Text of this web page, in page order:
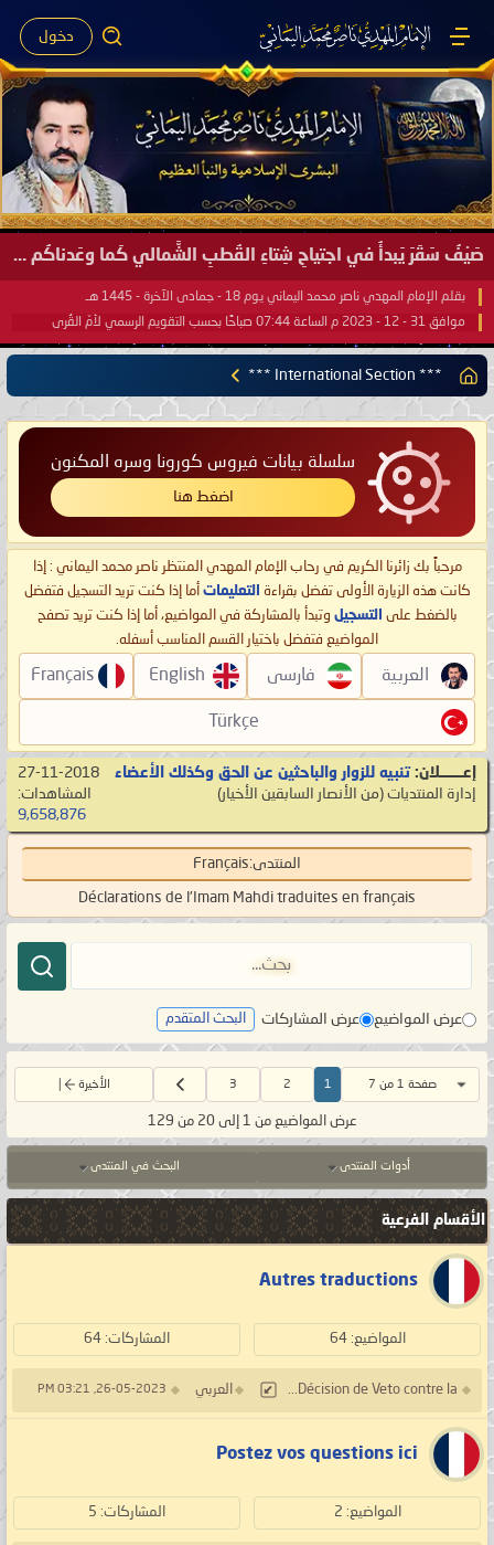
دخول
صَيْفُ سَقَرَ يَبدأُ في اجتياحِ شِتاءِ القُطبِ الشَّمالي كَما وعَدناكُم بالحقِّ لعَامِكم هذا (1445 هـ) ..
بقلم الإمام المهدي ناصر محمد اليماني يوم 18 - جمادى الآخرة - 1445 هـ
موافق 31 - 12 - 2023 م الساعة 07:44 صباحًا بحسب التقويم الرسمي لأمّ القُرى
*** International Section ***
سلسلة بيانات فيروس كورونا وسره المكنون
اضغط هنا
مرحباً بك زائرنا الكريم في رحاب الإمام المهدي المنتظر ناصر محمد اليماني : إذا
كانت هذه الزيارة الأولى تفضل بقراءة التعليمات أما إذا كنت تريد التسجيل فتفضل
بالضغط على التسجيل وتبدأ بالمشاركة في المواضيع، أما إذا كنت تريد تصفح
المواضيع فتفضل باختيار القسم المناسب أسفله.
العربية فارسی English
Français
Türkçe
إعـــــــلان: تنبيه للزوار والباحثين عن الحق وكذلك الأعضاء
إدارة المنتديات ‏(من الأنصار السابقين الأخيار)
27-11-2018
المشاهدات:
9,658,876
المنتدى:Français
Déclarations de l'Imam Mahdi traduites en français
عرض المواضيع عرض المشاركات البحث المتقدم
صفحة 1 من 7 1
2
3 الأخيرة
عرض المواضيع من 1 إلى 20 من 129
أدوات المنتدى البحث في المنتدى
الأقسام الفرعية
Autres traductions
المواضيع: 64 المشاركات: 64
Décision de Veto contre la... العربي 26-05-2023, 03:21 PM
Postez vos questions ici
المواضيع: 2 المشاركات: 5